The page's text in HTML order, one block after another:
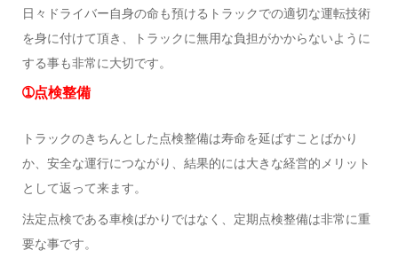
日々ドライバー自身の命も預けるトラックでの適切な運転技術
を身に付けて頂き、トラックに無用な負担がかからないように
する事も非常に大切です。
➀点検整備
トラックのきちんとした点検整備は寿命を延ばすことばかり
か、安全な運行につながり、結果的には大きな経営的メリット
として返って来ます。
法定点検である車検ばかりではなく、定期点検整備は非常に重
要な事です。